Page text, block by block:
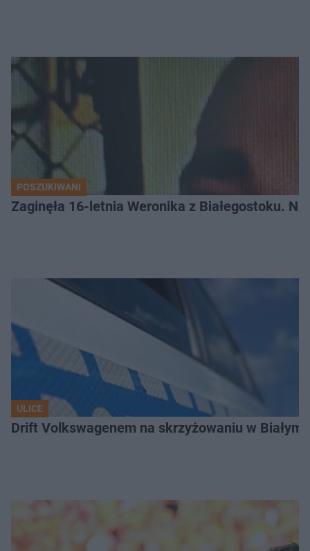
POSZUKIWANI
Zaginęła 16-letnia Weronika z Białegostoku.
ULICE
Drift Volkswagenem na skrzyżowaniu w